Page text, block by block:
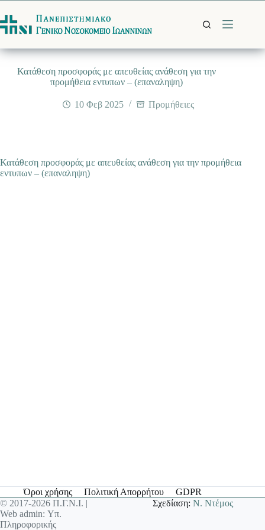
στο
περιεχόμενο
Κατάθεση προσφοράς με απευθείας ανάθεση για την
προμήθεια εντυπων – (επαναληψη)
10 Φεβ 2025 Προμήθειες
Κατάθεση προσφοράς με απευθείας ανάθεση για την προμήθεια
εντυπων – (επαναληψη)
Όροι χρήσης Πολιτική Απορρήτου
GDPR
© 2017-2026 Π.Γ.Ν.Ι. |
Web admin: Υπ.
Πληροφορικής
Σχεδίαση:Ν. Ντέμος